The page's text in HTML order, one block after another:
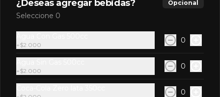
salmón.
¿Deseas agregar bebidas? Opcional
Seleccione 0
+$2.000
0
+$2.000
0
0